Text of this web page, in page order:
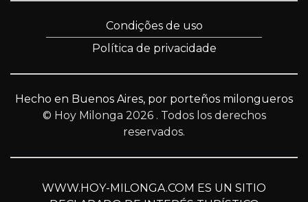
Condições de uso
Política de privacidade
Hecho en Buenos Aires, por porteños milongueros
© Hoy Milonga 2026 . Todos los derechos
reservados.
WWW.HOY-MILONGA.COM ES UN SITIO